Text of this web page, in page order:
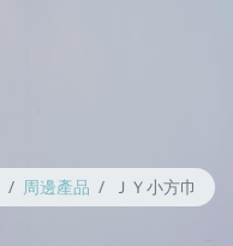
周邊產品 ＪＹ小方巾